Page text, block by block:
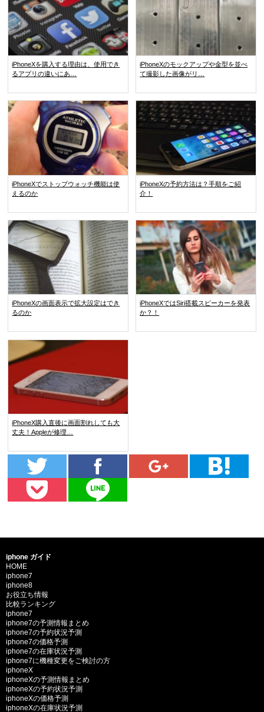
iPhoneXを購入する理由は、使用でき
るアプリの違いにあ…
iPhoneXのモックアップや金型を並べ
て撮影した画像がリ…
iPhoneXでストップウォッチ機能は使
えるのか
iPhoneXの予約方法は？手順をご紹
介！
iPhoneXの画面表示で拡大設定はでき
るのか
iPhoneXではSiri搭載スピーカーを発表
か？！
iPhoneX購入直後に画面割れしても大
丈夫！Appleが修理…
iphone ガイド
HOME
iphone7
iphone8
お役立ち情報
比較ランキング
iphone7
iphone7の予測情報まとめ
iphone7の予約状況予測
iphone7の価格予測
iphone7の在庫状況予測
iphone7に機種変更をご検討の方
iphoneX
iphoneXの予測情報まとめ
iphoneXの予約状況予測
iphoneXの価格予測
iphoneXの在庫状況予測